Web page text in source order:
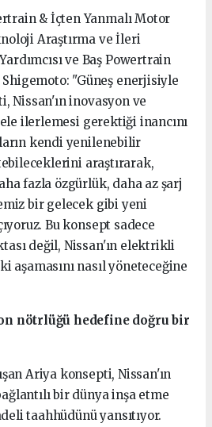
& İçten Yanmalı Motor
Araştırma ve İleri
ve Baş Powertrain
"Güneş enerjisiyle
Nissan'ın inovasyon ve
ilerlemesi gerektiği inancını
kendi yenilenebilir
araştırarak,
fazla özgürlük, daha az şarj
bir gelecek gibi yeni
Bu konsept sadece
değil, Nissan'ın elektrikli
aşamasını nasıl yöneteceğine
nötrlüğü hedefine doğru bir
Ariya konsepti, Nissan'ın
bir dünya inşa etme
taahhüdünü yansıtıyor.